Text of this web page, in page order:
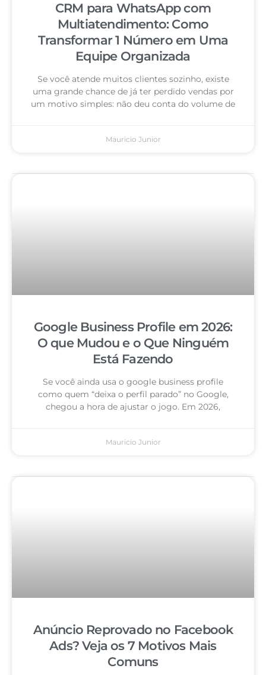
CRM para WhatsApp com
Multiatendimento: Como
Transformar 1 Número em Uma
Equipe Organizada
Se você atende muitos clientes sozinho, existe
uma grande chance de já ter perdido vendas por
um motivo simples: não deu conta do volume de
Mauricio Junior
Google Business Profile em 2026:
O que Mudou e o Que Ninguém
Está Fazendo
Se você ainda usa o google business profile
como quem “deixa o perfil parado” no Google,
chegou a hora de ajustar o jogo. Em 2026,
Mauricio Junior
Anúncio Reprovado no Facebook
Ads? Veja os 7 Motivos Mais
Comuns